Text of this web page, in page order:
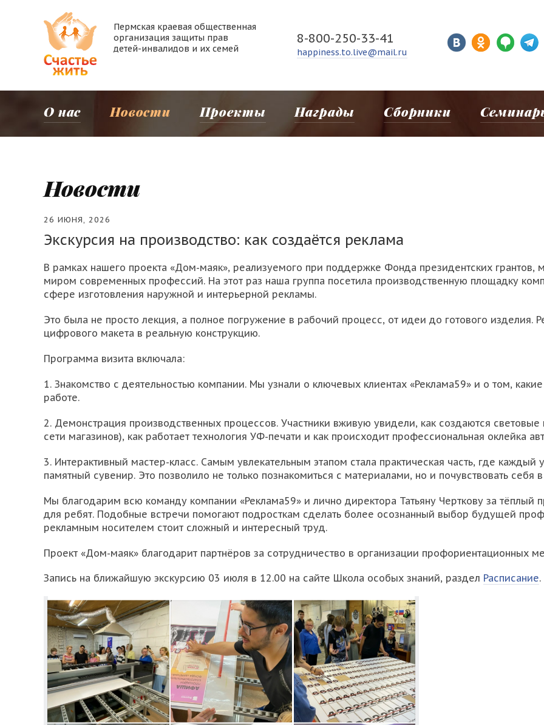
Пермская краевая общественная
организация защиты прав
детей-инвалидов и их семей
8-800-250-33-41
happiness.to.live@mail.ru
О нас Новости Проекты Награды Сборники
Новости
26 ИЮНЯ, 2026
Экскурсия на производство: как создаётся реклама
В рамках нашего проекта «Дом-маяк», реализуемого при поддержке Фонда президентских грантов,
миром современных профессий. На этот раз наша группа посетила производственную площадку
сфере изготовления наружной и интерьерной рекламы.
Это была не просто лекция, а полное погружение в рабочий процесс, от идеи до готового изделия.
цифрового макета в реальную конструкцию.
Программа визита включала:
1. Знакомство с деятельностью компании. Мы узнали о ключевых клиентах «Реклама59» и о том,
работе.
2. Демонстрация производственных процессов. Участники вживую увидели, как создаются
сети магазинов), как работает технология УФ-печати и как происходит профессиональная оклейка
3. Интерактивный мастер-класс. Самым увлекательным этапом стала практическая часть, где каждый
памятный сувенир. Это позволило не только познакомиться с материалами, но и почувствовать себя
Мы благодарим всю команду компании «Реклама59» и лично директора Татьяну Черткову за тёплый
для ребят. Подобные встречи помогают подросткам сделать более осознанный выбор будущей
рекламным носителем стоит сложный и интересный труд.
Проект «Дом-маяк» благодарит партнёров за сотрудничество в организации профориентационных
Запись на ближайшую экскурсию 03 июля в 12.00 на сайте Школа особых знаний, раздел Расписание.